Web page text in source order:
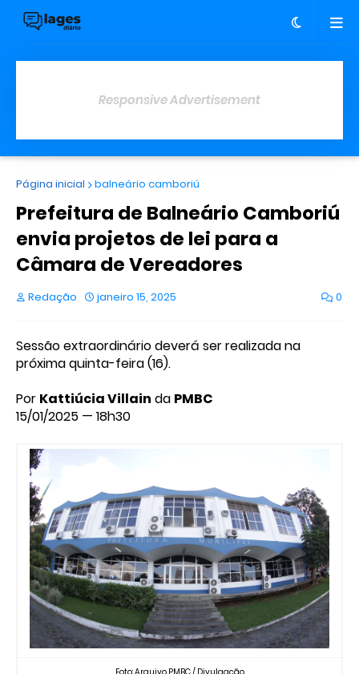
Responsive Advertisement
Página inicial balneário camboriú
Prefeitura de Balneário Camboriú
envia projetos de lei para a
Câmara de Vereadores
Redação janeiro 15, 2025 0
Sessão extraordinário deverá ser realizada na
próxima quinta-feira (16).
Por Kattiúcia Villain da PMBC
15/01/2025 — 18h30